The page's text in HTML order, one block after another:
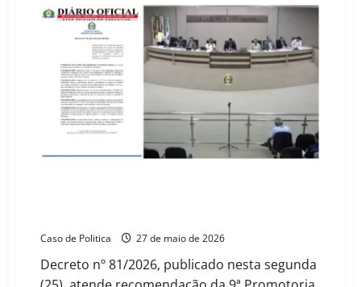
e
Preconceito:
Geremias
é
desmascarado
por
histórico
de
racismo
e
repúdio
institucional
Caso de Politica 27 de maio de 2026
Decreto nº 81/2026, publicado nesta segunda